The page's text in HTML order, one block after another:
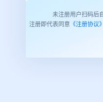
未注册用户扫码后
注册即代表同意 《注册协议》